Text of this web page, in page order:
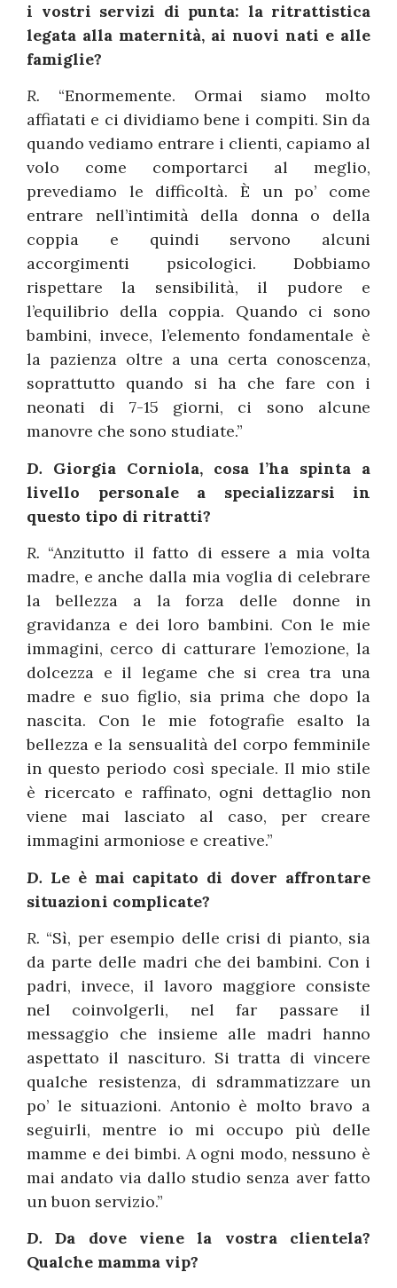
i vostri servizi di punta: la ritrattistica
legata alla maternità, ai nuovi nati e alle
famiglie?
R. “Enormemente. Ormai siamo molto
affiatati e ci dividiamo bene i compiti. Sin da
quando vediamo entrare i clienti, capiamo al
volo come comportarci al meglio,
prevediamo le difficoltà. È un po’ come
entrare nell’intimità della donna o della
coppia e quindi servono alcuni
accorgimenti psicologici. Dobbiamo
rispettare la sensibilità, il pudore e
l’equilibrio della coppia. Quando ci sono
bambini, invece, l’elemento fondamentale è
la pazienza oltre a una certa conoscenza,
soprattutto quando si ha che fare con i
neonati di 7-15 giorni, ci sono alcune
manovre che sono studiate.”
D. Giorgia Corniola, cosa l’ha spinta a
livello personale a specializzarsi in
questo tipo di ritratti?
R. “Anzitutto il fatto di essere a mia volta
madre, e anche dalla mia voglia di celebrare
la bellezza a la forza delle donne in
gravidanza e dei loro bambini. Con le mie
immagini, cerco di catturare l’emozione, la
dolcezza e il legame che si crea tra una
madre e suo figlio, sia prima che dopo la
nascita. Con le mie fotografie esalto la
bellezza e la sensualità del corpo femminile
in questo periodo così speciale. Il mio stile
è ricercato e raffinato, ogni dettaglio non
viene mai lasciato al caso, per creare
immagini armoniose e creative.”
D. Le è mai capitato di dover affrontare
situazioni complicate?
R. “Sì, per esempio delle crisi di pianto, sia
da parte delle madri che dei bambini. Con i
padri, invece, il lavoro maggiore consiste
nel coinvolgerli, nel far passare il
messaggio che insieme alle madri hanno
aspettato il nascituro. Si tratta di vincere
qualche resistenza, di sdrammatizzare un
po’ le situazioni. Antonio è molto bravo a
seguirli, mentre io mi occupo più delle
mamme e dei bimbi. A ogni modo, nessuno è
mai andato via dallo studio senza aver fatto
un buon servizio.”
D.Da dove viene la vostra clientela?
Qualche mamma vip?